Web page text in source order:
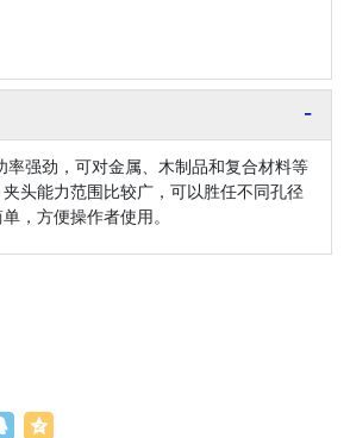
率强劲，可对金属、木制品和复合材料等
头能力范围比较广，可以胜任不同孔径
，方便操作者使用。